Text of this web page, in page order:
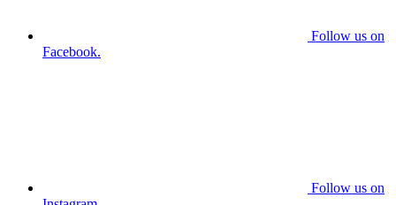
Follow us on
Facebook.
Follow us on